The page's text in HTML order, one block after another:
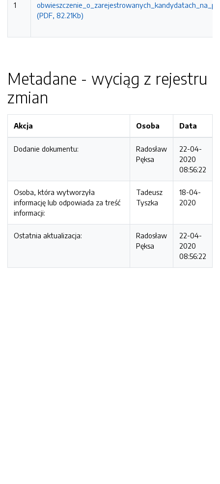
1
(PDF, 82.21Kb)
Metadane - wyciąg z rejestru
zmian
Akcja Osoba Data
Dodanie dokumentu:
Radosław
Pęksa
22-04-
2020
08:56:22
Osoba, która wytworzyła
informację lub odpowiada za treść
informacji:
Tadeusz
Tyszka
18-04-
2020
Ostatnia aktualizacja:
Radosław
Pęksa
22-04-
2020
08:56:22